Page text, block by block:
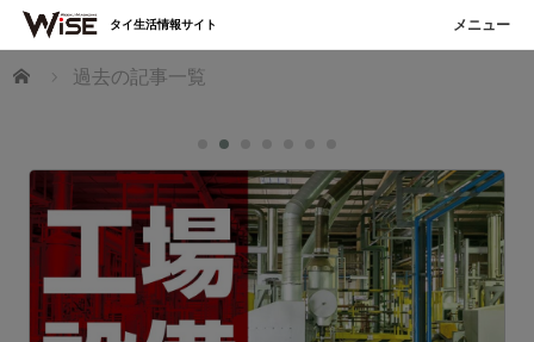
ホーム 過去の記事一覧
タイ生活情報サイト